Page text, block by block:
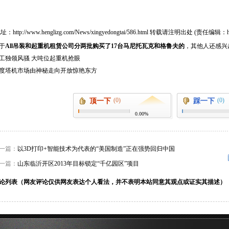
： http://www.henglizg.com/News/xingyedongtai/586.html 转载请注明出处 (责任编辑：
All吊装和起重机租赁公司分两批购买了17台马尼托瓦克和格鲁夫的 ，其他人还感
独领风骚 大吨位起重机抢眼
塔机市场由神秘走向开放惊艳东方
顶一下 (0)
0.00%
踩一下 (0)
篇： 以3D打印+智能技术为代表的“美国制造”正在强势回归中国
篇： 山东临沂开区2013年目标锁定“千亿园区”项目
列表（网友评论仅供网友表达个人看法，并不表明本站同意其观点或证实其描述）